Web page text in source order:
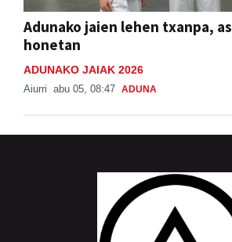
Adunako jaien lehen txanpa,
honetan
ADUNAKO JAIAK 2026
Aiurri abu 05, 08:47 ADUNA